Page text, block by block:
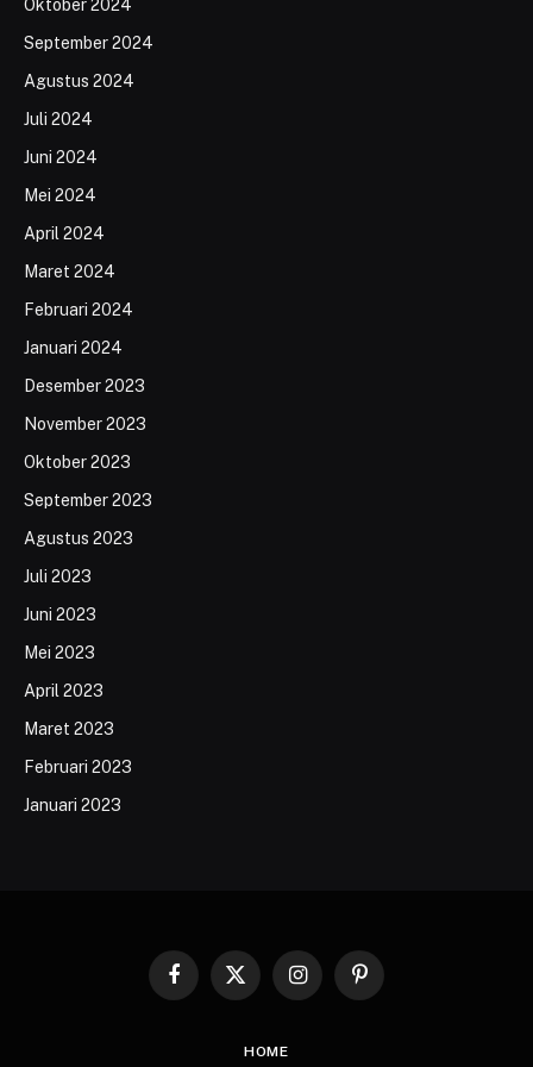
Oktober 2024
September 2024
Agustus 2024
Juli 2024
Juni 2024
Mei 2024
April 2024
Maret 2024
Februari 2024
Januari 2024
Desember 2023
November 2023
Oktober 2023
September 2023
Agustus 2023
Juli 2023
Juni 2023
Mei 2023
April 2023
Maret 2023
Februari 2023
Januari 2023
Facebook
X
InstagramPinterest
HOME